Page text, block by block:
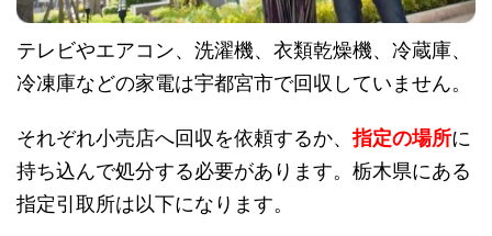
テレビやエアコン、洗濯機、衣類乾燥機、冷蔵庫、
冷凍庫などの家電は宇都宮市で回収していません。
それぞれ小売店へ回収を依頼するか、指定の場所に
持ち込んで処分する必要があります。栃木県にある
指定引取所は以下になります。